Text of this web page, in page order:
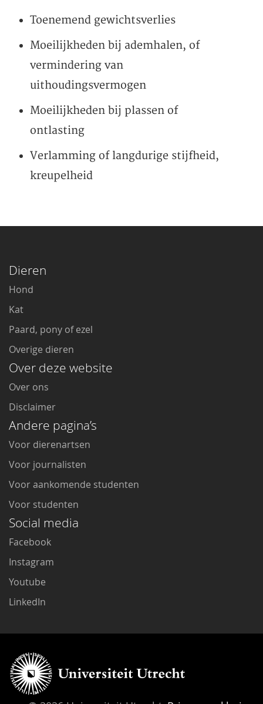
Toenemend gewichtsverlies
Moeilijkheden bij ademhalen, of
vermindering van
uithoudingsvermogen
Moeilijkheden bij plassen of
ontlasting
Verlamming of langdurige stijfheid,
kreupelheid
Dieren
Hond
Kat
Paard, pony of ezel
Overige dieren
Over deze website
Over ons
Disclaimer
Andere pagina’s
Voor dierenartsen
Voor journalisten
Voor aankomende studenten
Voor studenten
Social media
Facebook
Instagram
Youtube
LinkedIn